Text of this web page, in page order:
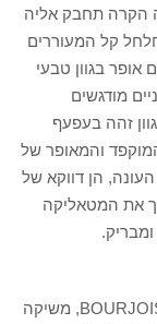
הקרה תחבק אליה
קל המעוררים
אופר בגוון טבעי
מודגשים
זהה בעפעף
והמאופר של
הן דווקא של
את המטאליקה
חברת האיפור הבינלאומית הפריזאית, BOURJOIS PARIS, משיקה